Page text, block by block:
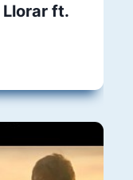
Llorar ft.